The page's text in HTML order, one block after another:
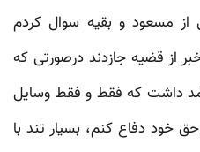
مسعود و بقیه سوال کردم
از قضیه جازدند درصورتی که
داشت که فقط و فقط وسایل
خود دفاع کنم، بسیار تند با